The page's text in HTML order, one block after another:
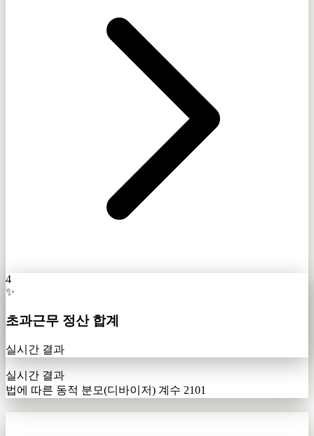
4
✨
초과근무 정산 합계
실시간 결과
실시간 결과
법에 따른 동적 분모(디바이저) 계수 2101